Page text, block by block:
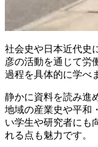
社会史や日本近代史
彦の活動を通じて労
過程を具体的に学べ
静かに資料を読み進
地域の産業史や平和
い学生や研究者にも
れる点も魅力です。